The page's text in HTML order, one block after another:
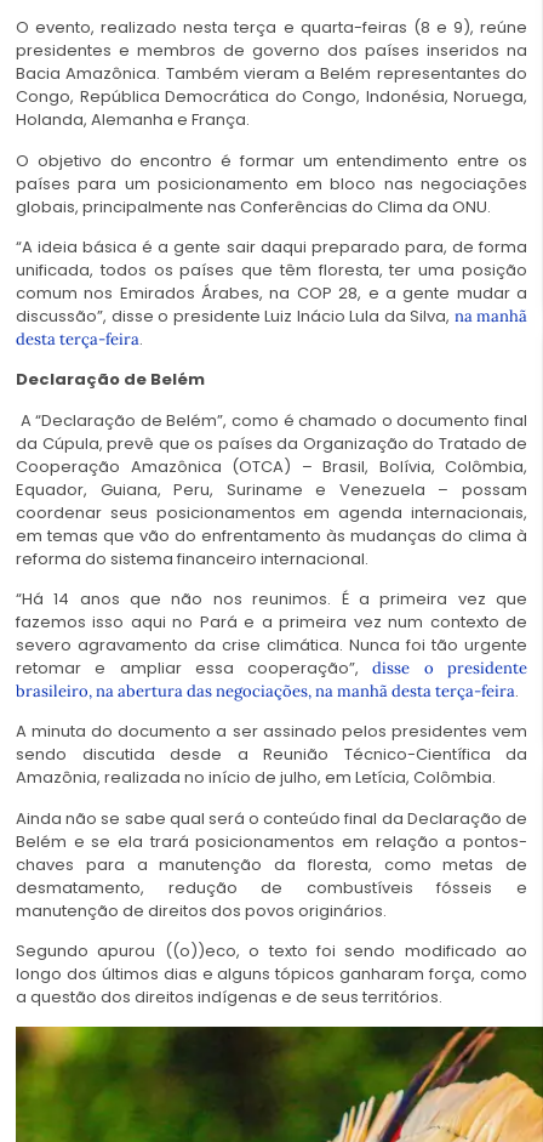
O evento, realizado nesta terça e quarta-feiras (8 e 9), reúne
presidentes e membros de governo dos países inseridos na
Bacia Amazônica. Também vieram a Belém representantes do
Congo, República Democrática do Congo, Indonésia, Noruega,
Holanda, Alemanha e França.
O objetivo do encontro é formar um entendimento entre os
países para um posicionamento em bloco nas negociações
globais, principalmente nas Conferências do Clima da ONU.
“A ideia básica é a gente sair daqui preparado para, de forma
unificada, todos os países que têm floresta, ter uma posição
comum nos Emirados Árabes, na COP 28, e a gente mudar a
discussão”, disse o presidente Luiz Inácio Lula da Silva, na manhã
desta terça-feira.
Declaração de Belém
A “Declaração de Belém”, como é chamado o documento final
da Cúpula, prevê que os países da Organização do Tratado de
Cooperação Amazônica (OTCA) – Brasil, Bolívia, Colômbia,
Equador, Guiana, Peru, Suriname e Venezuela – possam
coordenar seus posicionamentos em agenda internacionais,
em temas que vão do enfrentamento às mudanças do clima à
reforma do sistema financeiro internacional.
“Há 14 anos que não nos reunimos. É a primeira vez que
fazemos isso aqui no Pará e a primeira vez num contexto de
severo agravamento da crise climática. Nunca foi tão urgente
retomar e ampliar essa cooperação”,disse o presidente
brasileiro, na abertura das negociações, na manhã desta terça-feira.
A minuta do documento a ser assinado pelos presidentes vem
sendo discutida desde a Reunião Técnico-Científica da
Amazônia, realizada no início de julho, em Letícia, Colômbia.
Ainda não se sabe qual será o conteúdo final da Declaração de
Belém e se ela trará posicionamentos em relação a pontos-
chaves para a manutenção da floresta, como metas de
desmatamento, redução de combustíveis fósseis e
manutenção de direitos dos povos originários.
Segundo apurou ((o))eco, o texto foi sendo modificado ao
longo dos últimos dias e alguns tópicos ganharam força, como
a questão dos direitos indígenas e de seus territórios.